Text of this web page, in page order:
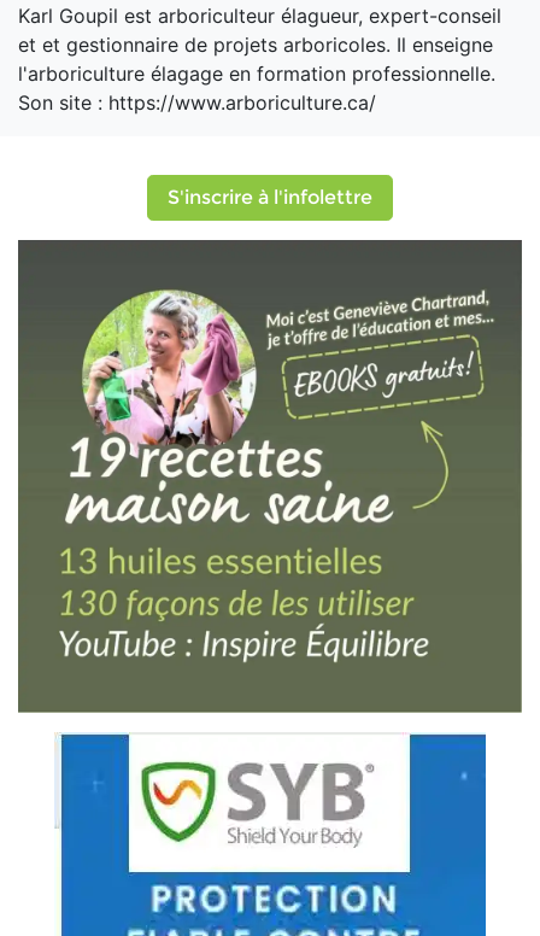
Karl Goupil est arboriculteur élagueur, expert-conseil
et et gestionnaire de projets arboricoles. Il enseigne
l'arboriculture élagage en formation professionnelle.
Son site : https://www.arboriculture.ca/
S'inscrire à l'infolettre